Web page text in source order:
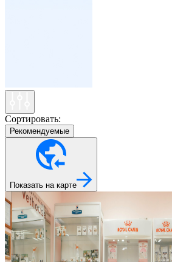
Сортировать:
Рекомендуемые
Показать на карте